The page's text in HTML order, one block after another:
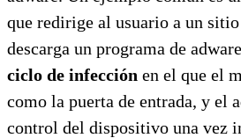
que redirige al usuario a un sitio
descarga un programa de
ciclo de infección en el que el
como la puerta de entrada, y el
control del dispositivo una vez